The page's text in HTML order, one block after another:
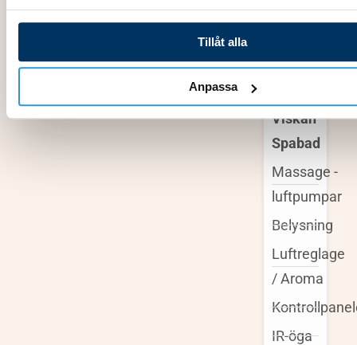
Tillåt alla
Anpassa
S-Serien
X-Serien
Viskan
Spabad
Massage -
luftpumpar
Belysning
Luftreglage
/ Aroma
IR-öga